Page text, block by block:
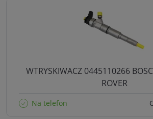
WTRYSKIWACZ 0445110266
ROVER
Na telefon